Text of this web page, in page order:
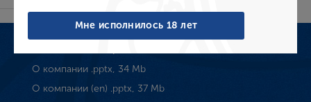
О компании .pptx, 34 Mb
О компании (en) .pptx, 37 Mb
Мне исполнилось 18 лет
Создание учетной записи